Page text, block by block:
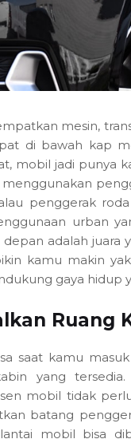
mesin,
di bawah kap
mobil jadi punya
penggerak
urban
adalah juara
kamu makin
gaya hidup
Ruang
saat kamu
yang
mobil tidak
batang
mobil bisa